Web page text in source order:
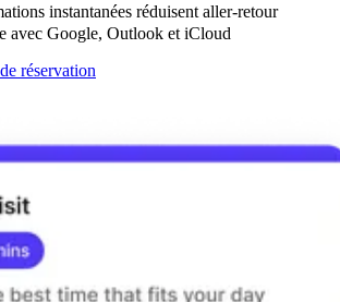
instantanées réduisent aller-retour
avec Google, Outlook et iCloud
réservation